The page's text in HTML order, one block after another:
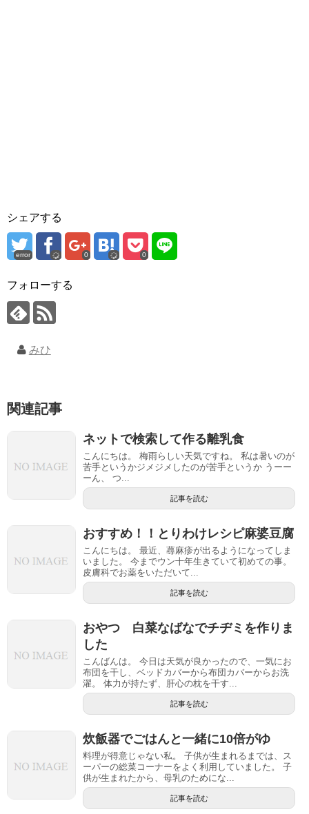
シェアする
error 0 0
フォローする
みひ
関連記事
ネットで検索して作る離乳食
こんにちは。 梅雨らしい天気ですね。 私は暑いのが
苦手というかジメジメしたのが苦手というか うーー
ーん、 つ...
記事を読む
おすすめ！！とりわけレシピ麻婆豆腐
こんにちは。 最近、蕁麻疹が出るようになってしま
いました。 今までウン十年生きていて初めての事。
皮膚科でお薬をいただいて...
記事を読む
おやつ 白菜なばなでチヂミを作りま
した
こんばんは。 今日は天気が良かったので、一気にお
布団を干し、ベッドカバーから布団カバーからお洗
濯。 体力が持たず、肝心の枕を干す...
記事を読む
炊飯器でごはんと一緒に10倍がゆ
料理が得意じゃない私。 子供が生まれるまでは、ス
ーパーの総菜コーナーをよく利用していました。 子
供が生まれたから、母乳のためにな...
記事を読む